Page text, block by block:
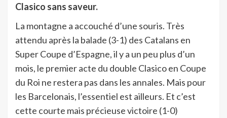
Clasico sans saveur.
La montagne a accouché d’une souris. Très
attendu après la balade (3-1) des Catalans en
Super Coupe d’Espagne, il y a un peu plus d’un
mois, le premier acte du double Clasico en Coupe
du Roi ne restera pas dans les annales. Mais pour
les Barcelonais, l’essentiel est ailleurs. Et c’est
cette courte mais précieuse victoire (1-0)